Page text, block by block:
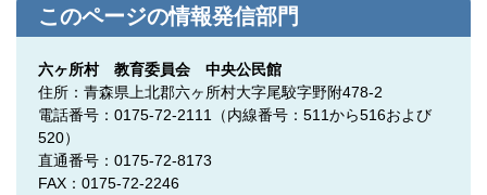
このページの情報発信部門
六ヶ所村 教育委員会 中央公民館
住所：青森県上北郡六ヶ所村大字尾駮字野附478-2
電話番号：0175-72-2111（内線番号：511から516および
520）
直通番号：0175-72-8173
FAX：0175-72-2246